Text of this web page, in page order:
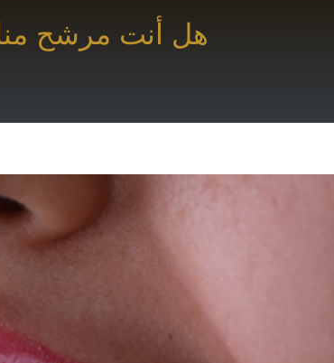
هل أنت مرشح